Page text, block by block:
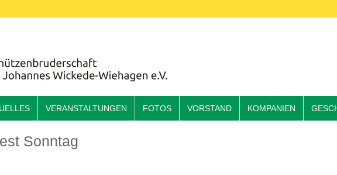
VERANSTALTUNGEN FOTOS VORSTAND KOMPANIEN
Sonntag